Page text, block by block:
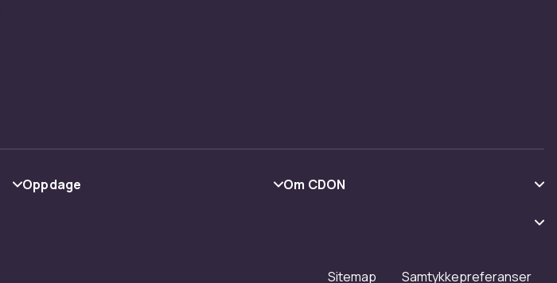
Oppdage
Om CDON
Jobbe på CDON
Sitemap Samtykkepreferanser